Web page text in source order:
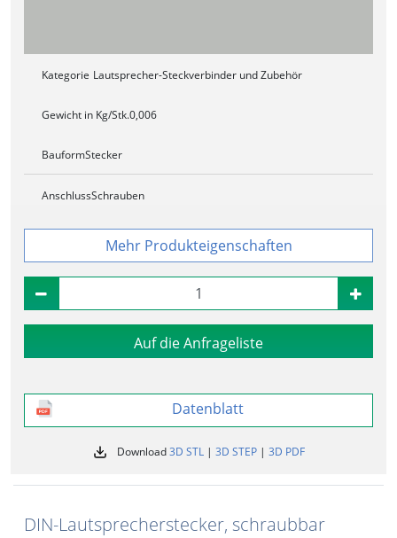
Kategorie Lautsprecher-Steckverbinder und Zubehör
Gewicht in Kg/Stk.0,006
BauformStecker
AnschlussSchrauben
Produkteigenschaften
Auf die Anfrageliste
Datenblatt
Download3D STL| 3D STEP| 3D PDF
DIN-Lautsprecherstecker, schraubbar